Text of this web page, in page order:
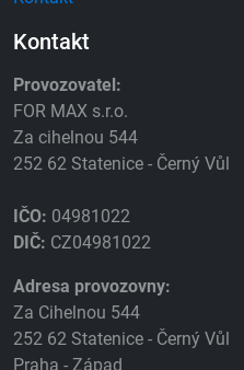
Kontakt
Provozovatel:
FOR MAX s.r.o.
Za cihelnou 544
252 62 Statenice - Černý Vůl
IČO: 04981022
DIČ: CZ04981022
Adresa provozovny:
Za Cihelnou 544
252 62 Statenice - Černý Vůl
Praha - Západ